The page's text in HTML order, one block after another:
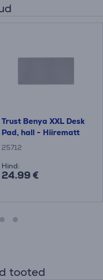
Trust Benya XXL Desk
Pad, hall - Hiirematt
25712
Hind:
24.99 €
tooted